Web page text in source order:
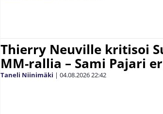
Thierry Neuville kritisoi
MM-rallia – Sami Pajari
Taneli Niinimäki | 04.08.202622:42